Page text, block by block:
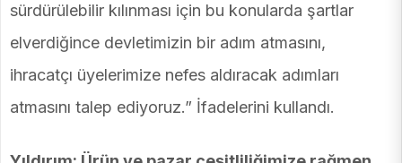
sürdürülebilir kılınması için bu konularda şartlar
elverdiğince devletimizin bir adım atmasını,
ihracatçı üyelerimize nefes aldıracak adımları
atmasını talep ediyoruz.” İfadelerini kullandı.